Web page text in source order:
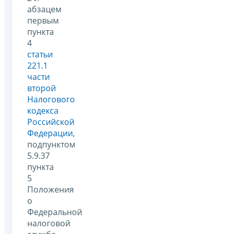
абзацем
первым
пункта
4
статьи
221.1
части
второй
Налогового
кодекса
Российской
Федерации,
подпунктом
5.9.37
пункта
5
Положения
о
Федеральной
налоговой